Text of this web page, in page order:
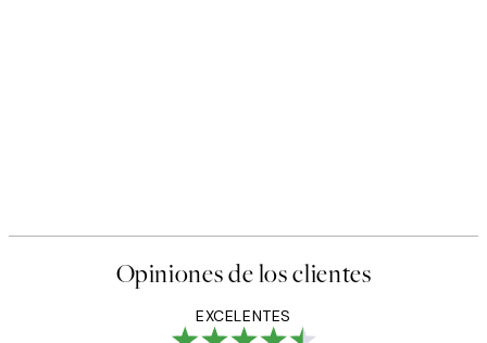
Opiniones de los clientes
EXCELENTES